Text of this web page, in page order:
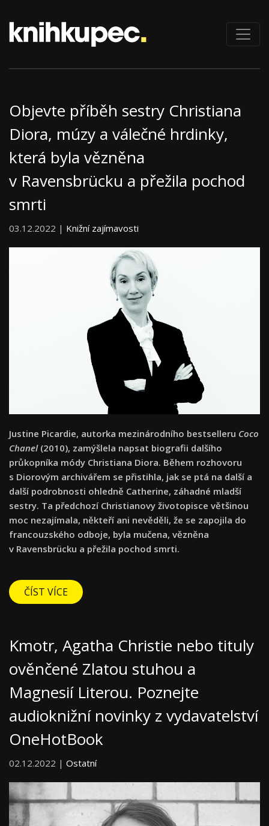
Objevte příběh sestry Christiana
Diora, múzy a válečné hrdinky,
která byla vězněna
v Ravensbrücku a přežila pochod
smrti
03.12.2022 | Knižní zajímavosti
Justine Picardie, autorka mezinárodního bestselleru Coco
Chanel(2010), zamýšlela napsat biografii dalšího
průkopníka módy Christiana Diora. Během rozhovoru
s Diorovým archivářem se přistihla, jak se ptá na další a
další podrobnosti ohledně Catherine, záhadné mladší
sestry. Ta předchozí Christianovy životopisce většinou
moc nezajímala, někteří ani nevěděli, že se zapojila do
francouzského odboje, byla mučena, vězněna
v Ravensbrücku a přežila pochod smrti.
ČÍST VÍCE
Kmotr, Agatha Christie nebo tituly
ověnčené Zlatou stuhou a
Magnesií Literou. Poznejte
audioknižní novinky z vydavatelství
OneHotBook
02.12.2022 | Ostatní